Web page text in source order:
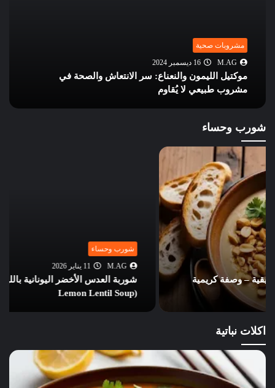
مشروبات صحية
M.AG
16 ديسمبر 2024
موكتيل الليمون والنعناع: سر الانتعاش والصحة في
مشروب طبيعي لا يُقاوم
شورب وحساء
شورب وحساء
M.AG
11 يناير 2026
شوربة العدس الأخضر اليونانية بالليمون 🇬🇷 (Greek
Lemon Lentil Soup)
اكلات نباتية